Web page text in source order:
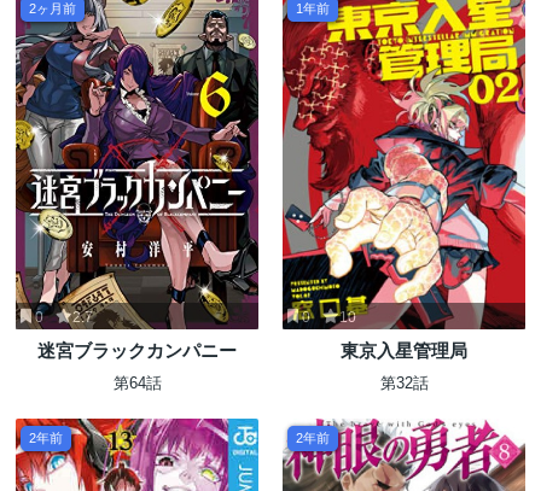
2ヶ月前
0 2.7
迷宮ブラックカンパニー
第64話
1年前
0 10
東京入星管理局
第32話
2年前 2年前